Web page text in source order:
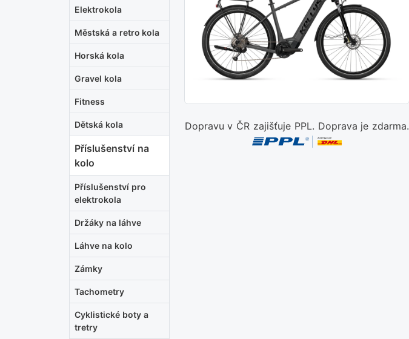
Elektrokola
Městská a retro kola
Horská kola
Gravel kola
Fitness
Dětská kola
Příslušenství na
kolo
Příslušenství pro
elektrokola
Držáky na láhve
Láhve na kolo
Zámky
Tachometry
Cyklistické boty a
tretry
Dopravu v ČR zajišťuje PPL. Doprava je zdarma.